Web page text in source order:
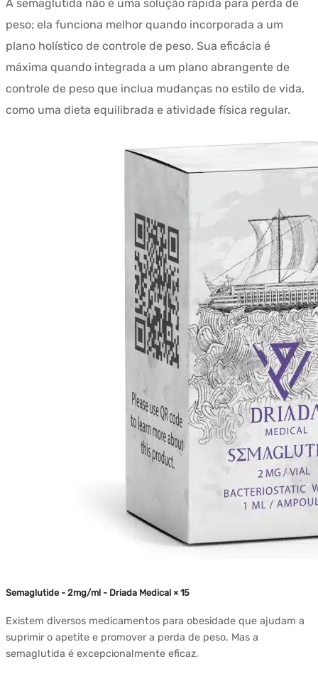
A semaglutida não é uma solução rápida para perda de
peso; ela funciona melhor quando incorporada a um
plano holístico de controle de peso. Sua eficácia é
máxima quando integrada a um plano abrangente de
controle de peso que inclua mudanças no estilo de vida,
como uma dieta equilibrada e atividade física regular.
Semaglutide - 2mg/ml - Driada Medical × 15
Existem diversos medicamentos para obesidade que ajudam a
suprimir o apetite e promover a perda de peso. Mas a
semaglutida é excepcionalmente eficaz.